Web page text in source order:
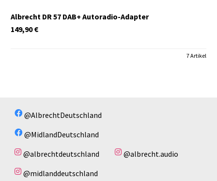
Albrecht DR 57 DAB+ Autoradio-Adapter
€
149,90
7 Artikel
@AlbrechtDeutschland
@MidlandDeutschland
@albrechtdeutschland
@albrecht.audio
@midlanddeutschland